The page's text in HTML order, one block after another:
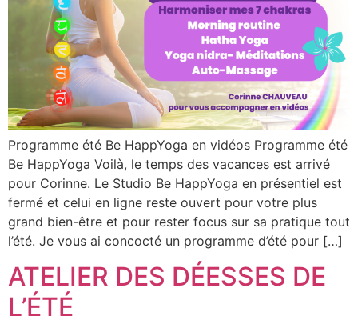
Programme été Be HappYoga en vidéos Programme été
Be HappYoga Voilà, le temps des vacances est arrivé
pour Corinne. Le Studio Be HappYoga en présentiel est
fermé et celui en ligne reste ouvert pour votre plus
grand bien-être et pour rester focus sur sa pratique tout
l’été. Je vous ai concocté un programme d’été pour […]
ATELIER DES DÉESSES DE
L’ÉTÉ